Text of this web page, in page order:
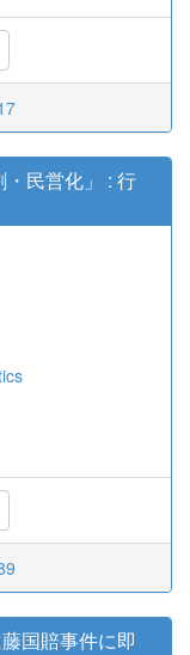
民営化」 : 行
国賠事件に即